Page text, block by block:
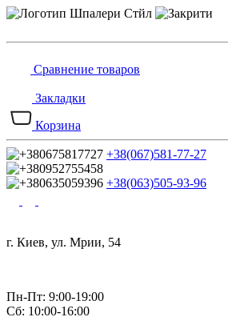
Сравнение товаров
Закладки
Корзина
+38(067)581-77-27
+38(063)505-93-96
г. Киев, ул. Мрии, 54
Пн-Пт: 9:00-19:00
Сб: 10:00-16:00